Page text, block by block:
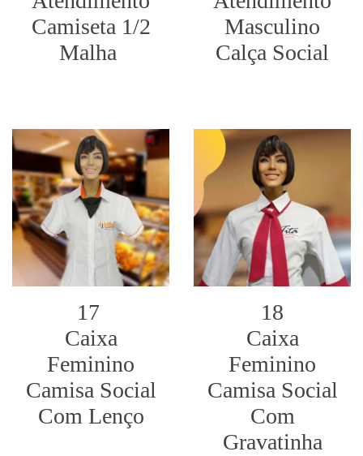
Camiseta 1/2
Malha
Masculino
Calça Social
17
Caixa
Feminino
Camisa Social
Com Lenço
18
Caixa
Feminino
Camisa Social
Com
Gravatinha